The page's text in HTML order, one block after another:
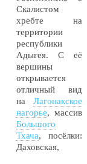
Скалистом
хребте на
территории
республики
Адыгея. С её
вершины
открывается
отличный вид
на Лагонакское
нагорье, массив
Большого
Тхача, посёлки:
Даховская,